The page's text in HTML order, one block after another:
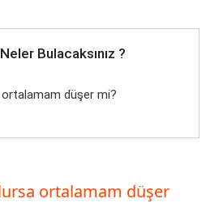
Bulacaksınız ?
düşer mi?
ortalamam düşer